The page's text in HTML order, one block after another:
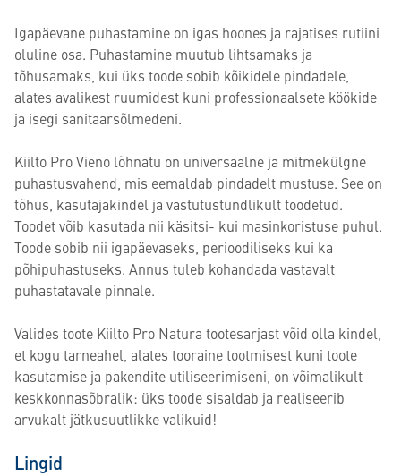
Igapäevane puhastamine on igas hoones ja rajatises rutiini
oluline osa. Puhastamine muutub lihtsamaks ja
tõhusamaks, kui üks toode sobib kõikidele pindadele,
alates avalikest ruumidest kuni professionaalsete köökide
ja isegi sanitaarsõlmedeni.
Kiilto Pro Vieno lõhnatu on universaalne ja mitmekülgne
puhastusvahend, mis eemaldab pindadelt mustuse. See on
tõhus, kasutajakindel ja vastutustundlikult toodetud.
Toodet võib kasutada nii käsitsi- kui masinkoristuse puhul.
Toode sobib nii igapäevaseks, perioodiliseks kui ka
põhipuhastuseks. Annus tuleb kohandada vastavalt
puhastatavale pinnale.
Valides toote Kiilto Pro Natura tootesarjast võid olla kindel,
et kogu tarneahel, alates tooraine tootmisest kuni toote
kasutamise ja pakendite utiliseerimiseni, on võimalikult
keskkonnasõbralik: üks toode sisaldab ja realiseerib
arvukalt jätkusuutlikke valikuid!
Lingid